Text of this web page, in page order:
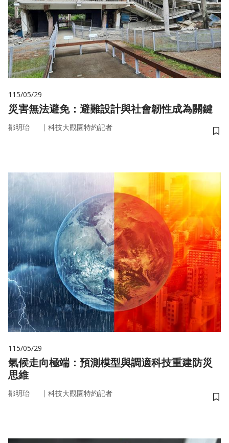
115/05/29
災害無法避免：避難設計與社會韌性成為關鍵
鄒明珆 ｜ 科技大觀園特約記者
儲
115/05/29
氣候走向極端：預測模型與調適科技重建防災
思維
鄒明珆 ｜ 科技大觀園特約記者
儲